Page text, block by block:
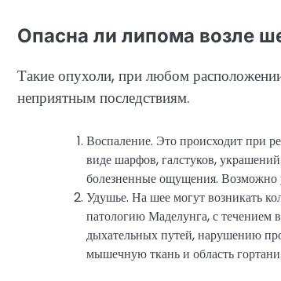
Опасна ли липома возле
Такие опухоли, при любом
неприятным последствиям.
Воспаление. Это происходит при
виде шарфов, галстуков,
болезненные ощущения. Возможно
Удушье. На шее могут возникать
патологию Маделунга, с течением
дыхательных путей, нарушению
мышечную ткань и область гортани.